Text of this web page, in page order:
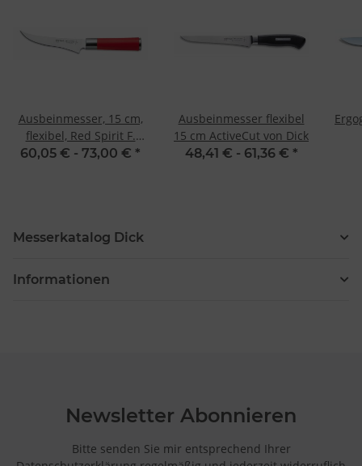
Ausbeinmesser, 15 cm,
flexibel, Red Spirit F.
Dick
60,05 € - 73,00 € *
Ausbeinmesser flexibel
15 cm ActiveCut von Dick
48,41 € - 61,36 € *
Messerkatalog Dick
Informationen
Newsletter Abonnieren
Bitte senden Sie mir entsprechend Ihrer